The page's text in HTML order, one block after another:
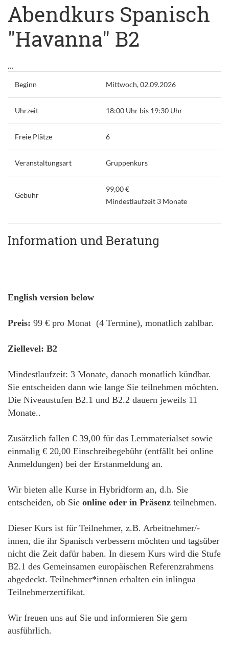
Abendkurs Spanisch
"Havanna" B2
...
Beginn Mittwoch, 02.09.2026
Uhrzeit 18:00 Uhr bis 19:30 Uhr
Freie Plätze 6
Veranstaltungsart Gruppenkurs
Gebühr
99,00 €
Mindestlaufzeit 3 Monate
Information und Beratung
English version below
Preis: 99 € pro Monat (4 Termine), monatlich zahlbar.
Ziellevel: B2
Mindestlaufzeit: 3 Monate, danach monatlich kündbar.
Sie entscheiden dann wie lange Sie teilnehmen möchten.
Die Niveaustufen B2.1 und B2.2 dauern jeweils 11
Monate..
Zusätzlich fallen € 39,00 für das Lernmaterialset sowie
einmalig € 20,00 Einschreibegebühr (entfällt bei online
Anmeldungen) bei der Erstanmeldung an.
Wir bieten alle Kurse in Hybridform an, d.h. Sie
entscheiden, ob Sie online oder in Präsenz teilnehmen.
Dieser Kurs ist für Teilnehmer, z.B. Arbeitnehmer/-
innen, die ihr Spanisch verbessern möchten und tagsüber
nicht die Zeit dafür haben. In diesem Kurs wird die Stufe
B2.1 des Gemeinsamen europäischen Referenzrahmens
abgedeckt. Teilnehmer*innen erhalten ein inlingua
Teilnehmerzertifikat.
Wir freuen uns auf Sie und informieren Sie gern
ausführlich.